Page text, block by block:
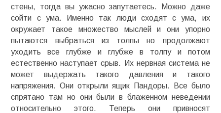
стены, тогда вы ужасно запутаетесь. Можно даже
сойти с ума. Именно так люди сходят с ума, их
окружает такое множество мыслей и они упорно
пытаются выбраться из толпы но продолжают
уходить все глубже и глубже в толпу и потом
естественно наступает срыв. Их нервная система не
может выдержать такого давления и такого
напряжения. Они открыли ящик Пандоры. Все было
спрятано там но они были в блаженном неведении
относительно этого. Теперь они привносят